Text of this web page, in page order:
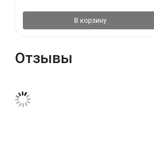
В корзину
Отзывы